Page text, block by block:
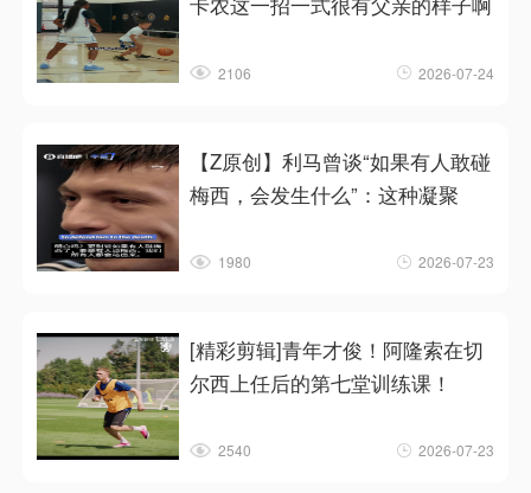
2106 2026-07-24
【Z原创】利马曾谈“如果有人敢碰
梅西，会发生什么”：这种凝聚
1980 2026-07-23
[精彩剪辑]青年才俊！阿隆索在切
尔西上任后的第七堂训练课！
2540 2026-07-23